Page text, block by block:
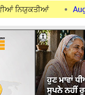
Aug 08, 2026